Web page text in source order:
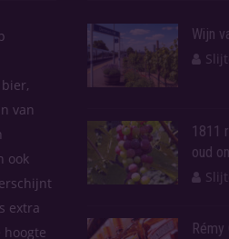
van
ook
extra
hoogte
Wijn
1811
oud